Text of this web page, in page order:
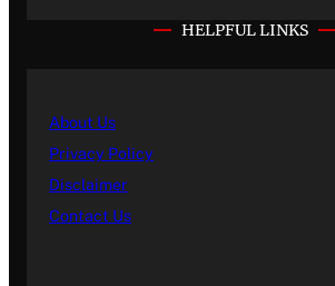
HELPFUL LINKS
About Us
Privacy Policy
Disclaimer
Contact Us